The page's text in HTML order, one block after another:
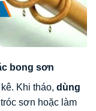
bong sơn
Khi tháo, dùng
sơn hoặc làm